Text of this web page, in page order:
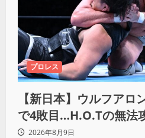
プロレス
【新日本】ウルフアロ
で4敗目…H.O.Tの無法
だ俺自身の力はこんな
2026年8月9日